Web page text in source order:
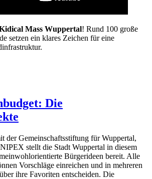
Mass Wuppertal! Rund 100 große
setzen ein klares Zeichen für eine
Die
der Gemeinschaftsstiftung für Wuppertal,
stellt die Stadt Wuppertal in diesem
Bürgerideen bereit. Alle
Vorschläge einreichen und in mehreren
ihre Favoriten entscheiden. Die